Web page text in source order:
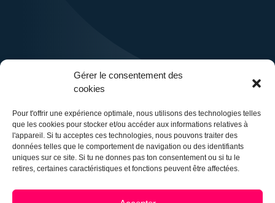
Gérer le consentement des
cookies
Pour t'offrir une expérience optimale, nous utilisons des technologies telles
que les cookies pour stocker et/ou accéder aux informations relatives à
l'appareil. Si tu acceptes ces technologies, nous pouvons traiter des
données telles que le comportement de navigation ou des identifiants
uniques sur ce site. Si tu ne donnes pas ton consentement ou si tu le
retires, certaines caractéristiques et fonctions peuvent être affectées.